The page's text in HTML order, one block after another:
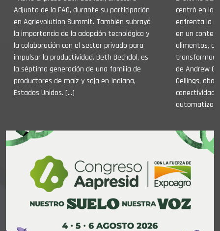
Adjunta de la FAO, durante su participación
en Agrievolution Summit. También subrayó
la importancia de la adopción tecnológica y
la colaboración con el sector privado para
impulsar la productividad. Beth Bechdol, es
la séptima generación de una familia de
productores de maíz y soja en Indiana,
Estados Unidos. […]
centró en los
enfrenta la
en un
alimentos,
de Andrew
Gellings,
conectividad,